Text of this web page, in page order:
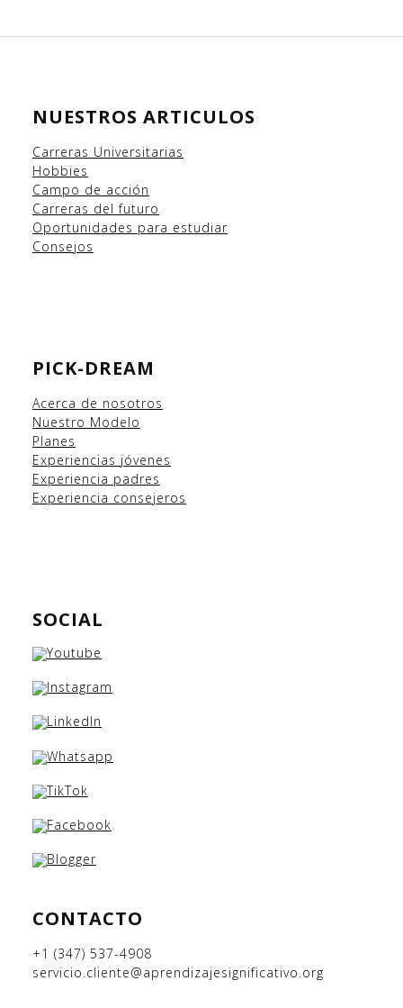
NUESTROS ARTICULOS
Carreras Universitarias
Hobbies
Campo de acción
Carreras del futuro
Oportunidades para estudiar
Consejos
PICK-DREAM
Acerca de nosotros
Nuestro Modelo
Planes
Experiencias jóvenes
Experiencia padres
Experiencia consejeros
SOCIAL
CONTACTO
+1 (347) 537-4908
servicio.cliente@aprendizajesignificativo.org